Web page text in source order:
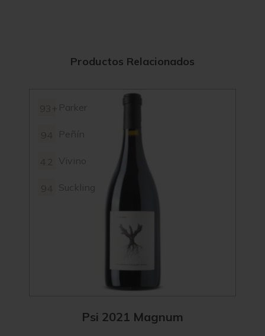
Productos Relacionados
Parker
Peñín
Vivino
Suckling
Psi 2021 Magnum